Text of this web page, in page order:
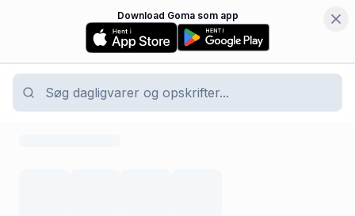
Download Goma som app